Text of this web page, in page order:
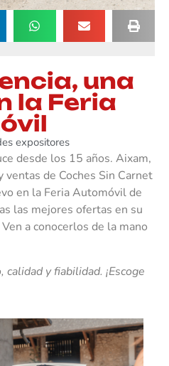
una
la Feria
expositores
desde los 15 años. Aixam,
ventas de Coches Sin Carnet
en la Feria Automóvil de
las mejores ofertas en su
a conocerlos de la mano
calidad y fiabilidad. ¡Escoge